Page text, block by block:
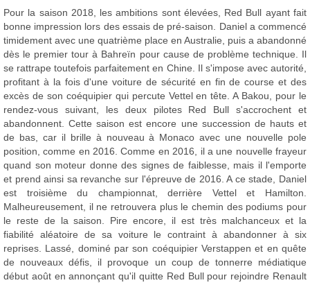
Pour la saison 2018, les ambitions sont élevées, Red Bull ayant fait
bonne impression lors des essais de pré-saison. Daniel a commencé
timidement avec une quatrième place en Australie, puis a abandonné
dès le premier tour à Bahreïn pour cause de problème technique. Il
se rattrape toutefois parfaitement en Chine. Il s'impose avec autorité,
profitant à la fois d'une voiture de sécurité en fin de course et des
excès de son coéquipier qui percute Vettel en tête. A Bakou, pour le
rendez-vous suivant, les deux pilotes Red Bull s'accrochent et
abandonnent. Cette saison est encore une succession de hauts et
de bas, car il brille à nouveau à Monaco avec une nouvelle pole
position, comme en 2016. Comme en 2016, il a une nouvelle frayeur
quand son moteur donne des signes de faiblesse, mais il l'emporte
et prend ainsi sa revanche sur l'épreuve de 2016. A ce stade, Daniel
est troisième du championnat, derrière Vettel et Hamilton.
Malheureusement, il ne retrouvera plus le chemin des podiums pour
le reste de la saison. Pire encore, il est très malchanceux et la
fiabilité aléatoire de sa voiture le contraint à abandonner à six
reprises. Lassé, dominé par son coéquipier Verstappen et en quête
de nouveaux défis, il provoque un coup de tonnerre médiatique
début août en annonçant qu'il quitte Red Bull pour rejoindre Renault